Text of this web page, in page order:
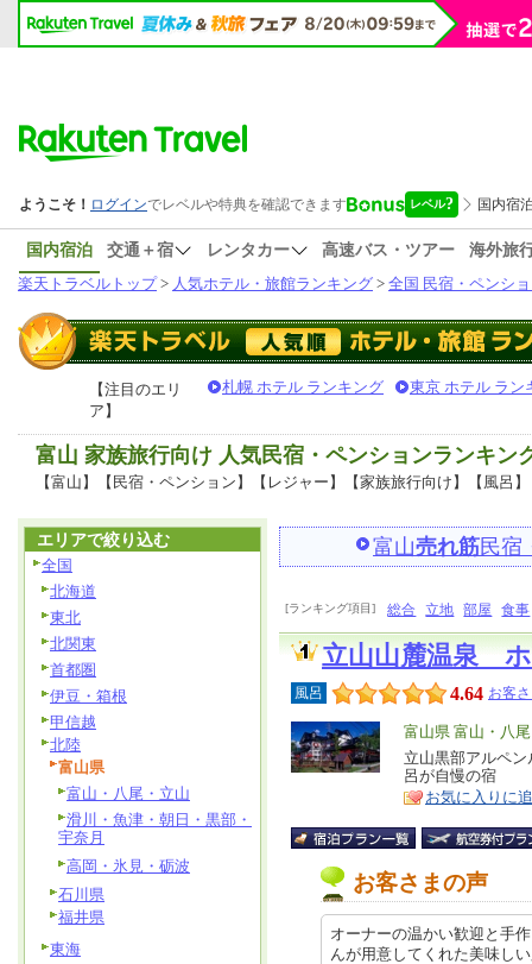
国内宿泊 交通＋宿 レンタカー 高速バス・ツアー
海外旅
楽天トラベルトップ> 人気ホテル・旅館ランキング > 全国 民宿・ペンシ
【注目のエリ
ア】
札幌 ホテル ランキング 東京 ホテル ラン
富山 家族旅行向け 人気民宿・ペンションランキン
【富山】【民宿・ペンション】【レジャー】【家族旅行向け】【風呂】
富山売れ筋民宿
[ランキング項目] 総合 立地 部屋 食事
立山山麓温泉
風呂 4.64 お客
エ
リ
ア
富山県 富山・八
特
徴
立山黒部アルペ
呂が自慢の宿
お気に入りに
お客さまの声
オーナーの温かい歓迎と手
んが用意してくれた美味し
エリアで絞り込む
全国
北海道
東北
北関東
首都圏
伊豆・箱根
甲信越
北陸
富山県
富山・八尾・立山
滑川・魚津・朝日・黒部・
宇奈月
高岡・氷見・砺波
石川県
福井県
東海